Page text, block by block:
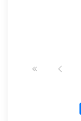
Нумерация